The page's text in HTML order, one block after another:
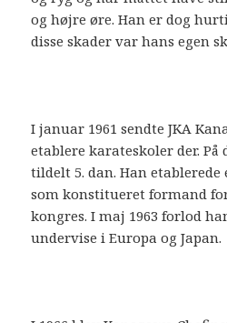
og højre øre. Han er dog
disse skader var hans egen
I januar 1961 sendte JKA
etablere karateskoler der.
tildelt 5. dan. Han etablerede
som konstitueret formand
kongres. I maj 1963 forlod
undervise i Europa og Japan.